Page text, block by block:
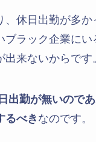
、休日出勤が多か
ブラック企業にい
来ないからです
出勤が無いので
るべき なのです。